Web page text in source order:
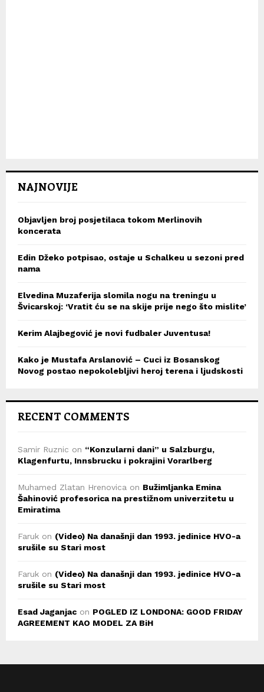
NAJNOVIJE
Objavljen broj posjetilaca tokom Merlinovih
koncerata
Edin Džeko potpisao, ostaje u Schalkeu u sezoni pred
nama
Elvedina Muzaferija slomila nogu na treningu u
Švicarskoj: ‘Vratit ću se na skije prije nego što mislite’
Kerim Alajbegović je novi fudbaler Juventusa!
Kako je Mustafa Arslanović – Cuci iz Bosanskog
Novog postao nepokolebljivi heroj terena i ljudskosti
RECENT COMMENTS
Samir Ruznic on “Konzularni dani” u Salzburgu,
Klagenfurtu, Innsbrucku i pokrajini Vorarlberg
Muhamed Zlatan Hrenovica on Bužimljanka Emina
Šahinović profesorica na prestižnom univerzitetu u
Emiratima
Faruk on (Video) Na današnji dan 1993. jedinice HVO-a
srušile su Stari most
Faruk on (Video) Na današnji dan 1993. jedinice HVO-a
srušile su Stari most
Esad Jaganjac on POGLED IZ LONDONA: GOOD FRIDAY
AGREEMENT KAO MODEL ZA BiH